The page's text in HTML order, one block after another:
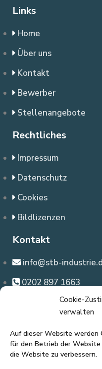
Cookie-
verwalten
Auf dieser Website werden
für den Betrieb der
die Website zu verbessern.
Links
Home
Über uns
Kontakt
Bewerber
Stellenangebote
Rechtliches
Impressum
Datenschutz
Cookies
Bildlizenzen
Kontakt
info@stb-
0202 897 1663
Büroanschrift
Westfalenweg 367
42111 Wuppertal